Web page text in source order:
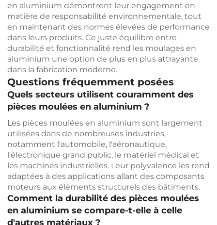
en aluminium démontrent leur engagement en
matière de responsabilité environnementale, tout
en maintenant des normes élevées de performance
dans leurs produits. Ce juste équilibre entre
durabilité et fonctionnalité rend les moulages en
aluminium une option de plus en plus attrayante
dans la fabrication moderne.
Questions fréquemment posées
Quels secteurs utilisent couramment des
pièces moulées en aluminium ?
Les pièces moulées en aluminium sont largement
utilisées dans de nombreuses industries,
notamment l'automobile, l'aéronautique,
l'électronique grand public, le matériel médical et
les machines industrielles. Leur polyvalence les rend
adaptées à des applications allant des composants
moteurs aux éléments structurels des bâtiments.
Comment la durabilité des pièces moulées
en aluminium se compare-t-elle à celle
d'autres matériaux ?